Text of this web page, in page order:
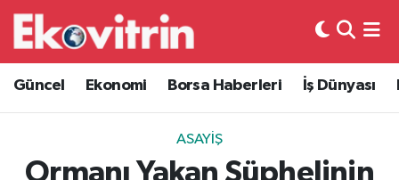
Güncel Ekonomi Borsa Haberleri İş Dünyası
ASAYIŞ
Ormanı Yakan Şüphelinin
Güncel
Ekonomi
Borsa Haberleri
Hava Durumu
Trafik Durumu
Süper Lig Puan Durumu ve Fikstür